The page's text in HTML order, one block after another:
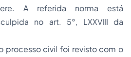
A referida norma está
no art. 5°, LXXVIII da
processo civil foi revisto com o